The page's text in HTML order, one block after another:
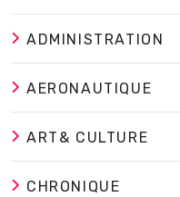
ADMINISTRATION
AERONAUTIQUE
ART& CULTURE
CHRONIQUE